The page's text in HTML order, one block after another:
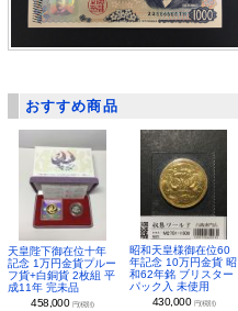
おすすめ商品
天皇陛下御在位十年
記念 1万円金貨プルー
フ貨+白銅貨 2枚組 平
成11年 完未品
458,000 円(税別)
昭和天皇様御在位60
年記念 10万円金貨 昭
和62年銘 ブリスター
パック入 未使用
430,000 円(税別)